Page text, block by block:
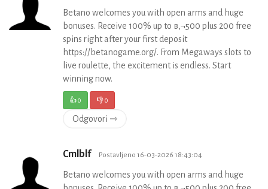
Betano welcomes you with open arms and huge
bonuses. Receive 100% up to в‚¬500 plus 200 free
spins right after your first deposit
https://betanogame.org/. From Megaways slots to
live roulette, the excitement is endless. Start
winning now.
👍0 👎0
Odgovori ⇾
Cmlblf Postavljeno 16-03-2026 18:43:04
Betano welcomes you with open arms and huge